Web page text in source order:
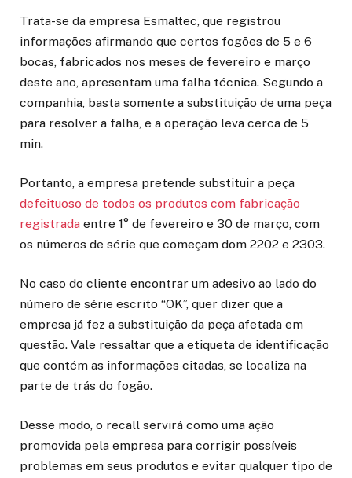
Trata-se da empresa Esmaltec, que registrou
informações afirmando que certos fogões de 5 e 6
bocas, fabricados nos meses de fevereiro e março
deste ano, apresentam uma falha técnica. Segundo a
companhia, basta somente a substituição de uma peça
para resolver a falha, e a operação leva cerca de 5
min.
Portanto, a empresa pretende substituir a peça
defeituoso de todos os produtos com fabricação
registrada entre 1° de fevereiro e 30 de março, com
os números de série que começam dom 2202 e 2303.
No caso do cliente encontrar um adesivo ao lado do
número de série escrito “OK”, quer dizer que a
empresa já fez a substituição da peça afetada em
questão. Vale ressaltar que a etiqueta de identificação
que contém as informações citadas, se localiza na
parte de trás do fogão.
Desse modo, o recall servirá como uma ação
promovida pela empresa para corrigir possíveis
problemas em seus produtos e evitar qualquer tipo de